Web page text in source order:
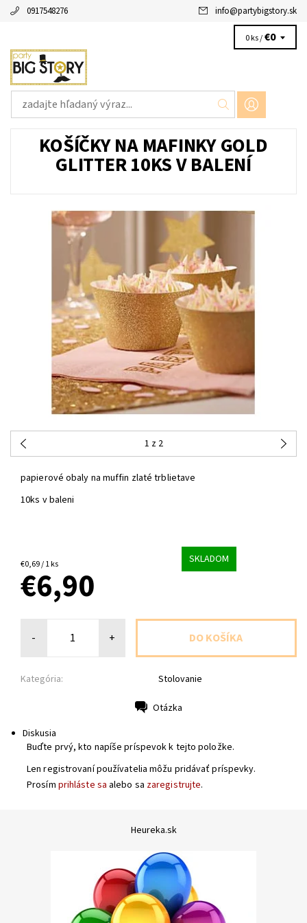
0917548276 info@partybigstory.sk
0 ks /€0
KOŠÍČKY NA MAFINKY GOLD
GLITTER 10KS V BALENÍ
1 z 2
papierové obaly na muffin zlaté trblietave
10ks v baleni
€0,69 / 1 ks SKLADOM
€6,90
- +
Kategória: Stolovanie
Otázka
Diskusia
Buďte prvý, kto napíše príspevok k tejto položke.
Len registrovaní používatelia môžu pridávať príspevky.
Prosím prihláste sa alebo sa zaregistrujte.
Heureka.sk